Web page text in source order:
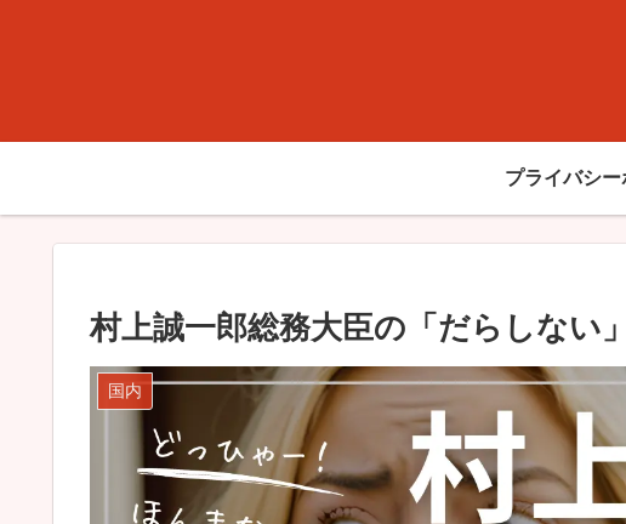
プライバシ
村上誠一郎総務大臣の「だらしない
国内